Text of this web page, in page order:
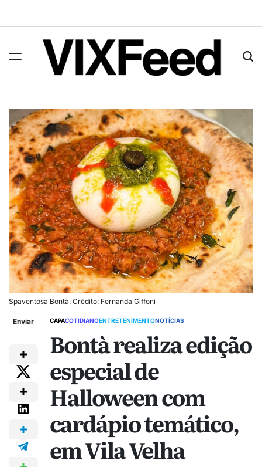
Spaventosa Bontà. Crédito: Fernanda Giffoni
Enviar CAPACOTIDIANOENTRETENIMENTONOTÍCIAS
Bontà realiza edição
especial de
Halloween com
cardápio temático,
em Vila Velha